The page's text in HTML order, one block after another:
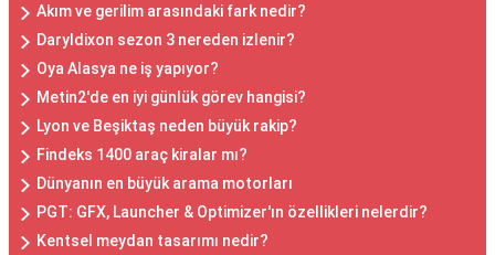
Akım ve gerilim arasındaki fark nedir?
Daryldixon sezon 3 nereden izlenir?
Oya Alasya ne iş yapıyor?
Metin2'de en iyi günlük görev hangisi?
Lyon ve Beşiktaş neden büyük rakip?
Findeks 1400 araç kiralar mı?
Dünyanın en büyük arama motorları
PGT: GFX, Launcher & Optimizer'ın özellikleri nelerdir?
Kentsel meydan tasarımı nedir?